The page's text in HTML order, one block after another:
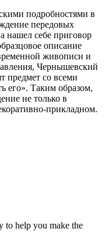
подробностями в
передовых
нашел себе приговор
описание
живописи и
Чернышевский
предмет со всеми
его». Таким образом,
не только в
прикладном.
to help you make the